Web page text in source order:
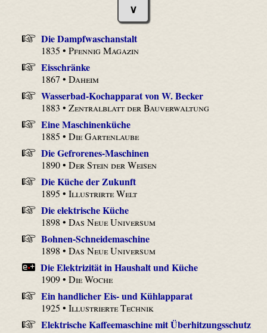
∨
Die Dampfwaschanstalt
1835 •Pfennig Magazin
Eisschränke
1867 •Daheim
Wasserbad-Kochapparat von W. Becker
1883 •Zentralblatt der Bauverwaltung
Eine Maschinenküche
1885 •Die Gartenlaube
Die Gefrorenes-Maschinen
1890 •Der Stein der Weisen
Die Küche der Zukunft
1895 •Illustrirte Welt
Die elektrische Küche
1898 •Das Neue Universum
Bohnen-Schneidemaschine
1898 •Das Neue Universum
Die Elektrizität in Haushalt und Küche
1909 •Die Woche
Ein handlicher Eis- und Kühlapparat
1925 •Illustrierte Technik
Elektrische Kaffeemaschine mit Überhitzungsschutz